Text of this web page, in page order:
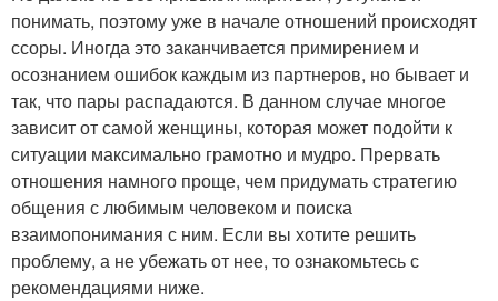
понимать, поэтому уже в начале отношений происходят
ссоры. Иногда это заканчивается примирением и
осознанием ошибок каждым из партнеров, но бывает и
так, что пары распадаются. В данном случае многое
зависит от самой женщины, которая может подойти к
ситуации максимально грамотно и мудро. Прервать
отношения намного проще, чем придумать стратегию
общения с любимым человеком и поиска
взаимопонимания с ним. Если вы хотите решить
проблему, а не убежать от нее, то ознакомьтесь с
рекомендациями ниже.